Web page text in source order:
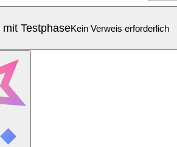
TestphaseKein Verweis erforderlich